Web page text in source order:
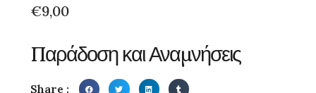
€9,00
Παράδοση και Αναμνήσεις
Share :